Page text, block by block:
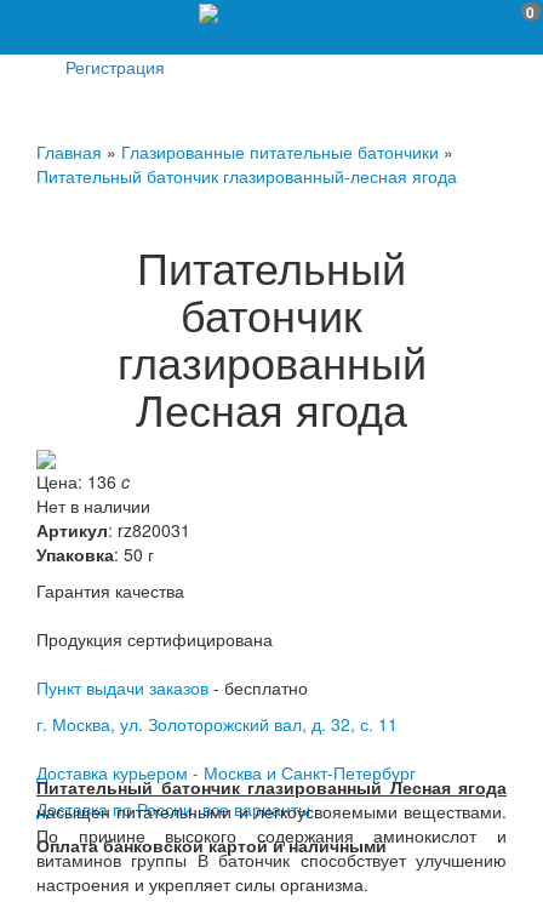
0
Регистрация
Главная » Глазированные питательные батончики »
Питательный батончик глазированный-лесная ягода
Питательный
батончик
глазированный
Лесная ягода
Цена: 136 c
Нет в наличии
Артикул: rz820031
Упаковка: 50 г
Гарантия качества
Продукция сертифицирована
Пункт выдачи заказов - бесплатно
г. Москва, ул. Золоторожский вал, д. 32, с. 11
Доставка курьером - Москва и Санкт-Петербург
Доставка по России, все варианты
Оплата банковской картой и наличными
Питательный батончик глазированный Лесная ягода
насыщен питательными и легкоусвояемыми веществами.
По причине высокого содержания аминокислот и
витаминов группы В батончик способствует улучшению
настроения и укрепляет силы организма.